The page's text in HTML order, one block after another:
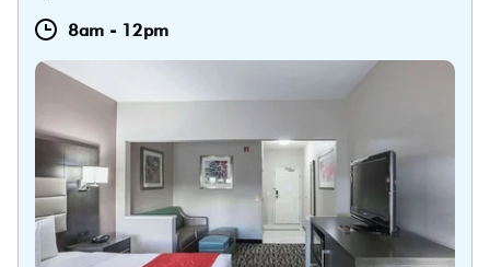
8am - 12pm